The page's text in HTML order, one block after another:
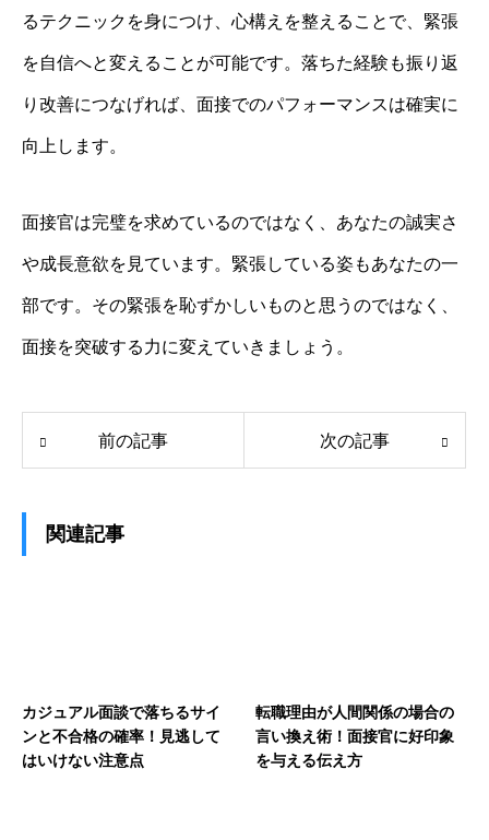
るテクニックを身につけ、心構えを整えることで、緊張
を自信へと変えることが可能です。落ちた経験も振り返
り改善につなげれば、面接でのパフォーマンスは確実に
向上します。
面接官は完璧を求めているのではなく、あなたの誠実さ
や成長意欲を見ています。緊張している姿もあなたの一
部です。その緊張を恥ずかしいものと思うのではなく、
面接を突破する力に変えていきましょう。
前の記事 次の記事
関連記事
カジュアル面談で落ちるサイ
ンと不合格の確率！見逃して
はいけない注意点
転職理由が人間関係の場合の
言い換え術！面接官に好印象
を与える伝え方